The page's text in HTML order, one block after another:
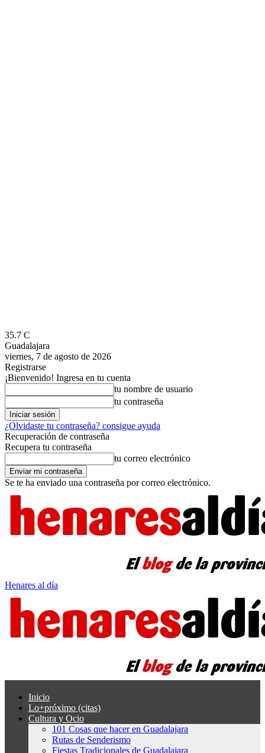
35.7 C
Guadalajara
viernes, 7 de agosto de 2026
Registrarse
¡Bienvenido! Ingresa en tu cuenta
tu nombre de usuario
tu contraseña
¿Olvidaste tu contraseña? consigue ayuda
Recuperación de contraseña
Recupera tu contraseña
tu correo electrónico
Se te ha enviado una contraseña por correo electrónico.
Henares al día
Inicio
Lo+próximo (citas)
Cultura y Ocio
101 Cosas que hacer en Guadalajara
Rutas de Senderismo
Fiestas Tradicionales de Guadalajara